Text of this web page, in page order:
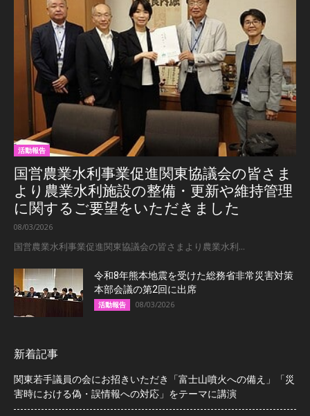
活動報告
国営農業水利事業促進関東協議会の皆さま
より農業水利施設の整備・更新や維持管理
に関するご要望をいただきました
08/03/2026
国営農業水利事業促進関東協議会の皆さまより農業水利...
令和8年熊本地震を受けた総務省非常災害対策
本部会議の第2回に出席
活動報告 08/03/2026
新着記事
関東若手議員の会にお招きいただき「富士山噴火への備え」「災
害時における偽・誤情報への対応」をテーマに講演